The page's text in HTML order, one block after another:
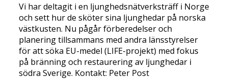
Vi har deltagit i en ljunghedsnätverksträff i Norge
och sett hur de sköter sina ljunghedar på norska
västkusten. Nu pågår förberedelser och
planering tillsammans med andra länsstyrelser
för att söka EU-medel (LIFE-projekt) med fokus
på bränning och restaurering av ljunghedar i
södra Sverige. Kontakt: Peter Post